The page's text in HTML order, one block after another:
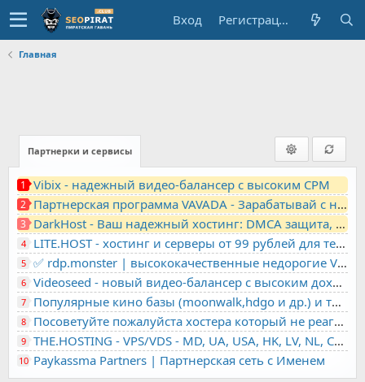
Вход Регистрация
Главная
Партнерки и сервисы
1 Vibix - надежный видео-балансер с высоким CPM
2 Партнерская программа VAVADA - Зарабатывай с нами!
3 DarkHost - Ваш надежный хостинг: DMCA защита, лояльность, анонимность
4 LITE.HOST - хостинг и серверы от 99 рублей для тех, кто любит не переплачивать. Доступ по SSH, поддержка PHP, GIT, COMPOSER, сертификаты Let's Encrypt
5 ✅ rdp.monster | высококачественные недорогие VPS, RDP - выделенные серверы
6 Videoseed - новый видео-балансер с высоким доходом
7 Популярные кино базы (moonwalk,hdgo и др.) и торренты в одном плеере для вашего сайта
8 Посоветуйте пожалуйста хостера который не реагирует на ркн
9 THE.HOSTING - VPS/VDS - MD, UA, USA, HK, LV, NL, CA, DE, SK, CZE, GB, IL, TR, PL, BG, RO, IT, FL, HU, PT.
10 Paykassma Partners | Партнерская сеть с Именем